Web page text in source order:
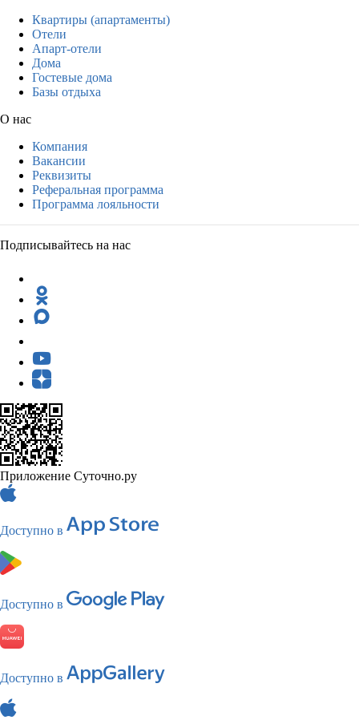
Квартиры (апартаменты)
Отели
Апарт-отели
Дома
Гостевые дома
Базы отдыха
О нас
Компания
Вакансии
Реквизиты
Реферальная программа
Программа лояльности
Подписывайтесь на нас
Приложение Суточно.ру
Доступно в
Доступно в
Доступно в